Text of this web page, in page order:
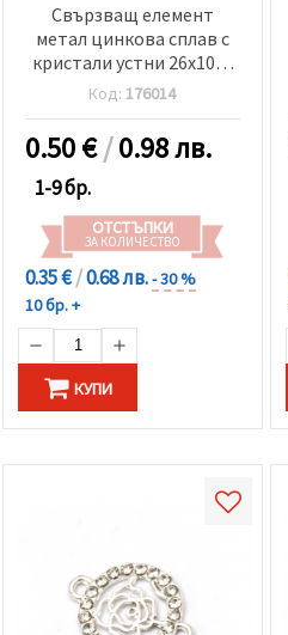
Свързващ елемент
метал цинкова сплав с
кристали устни 26x10x2
мм дупка 1.5 мм цвят
злато
Код: 176014
0.50€/0.98 лв.
1-9 бр.
ОТСТЪПКИ
ЗА КОЛИЧЕСТВО
0.35 €/0.68 лв.- 30 %
10 бр. +
КУПИ